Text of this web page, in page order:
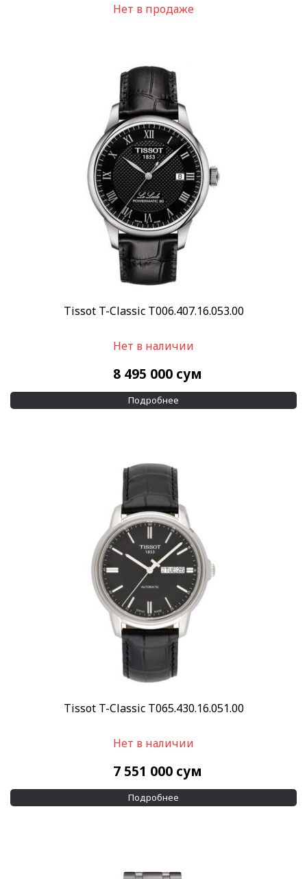
Нет в продаже
Tissot T-Classic T006.407.16.053.00
Нет в наличии
8 495 000 сум
Подробнее
Tissot T-Classic T065.430.16.051.00
Нет в наличии
7 551 000 сум
Подробнее